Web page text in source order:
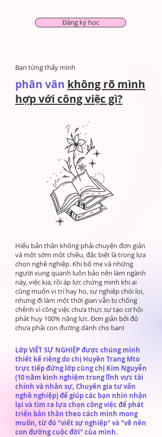
Đăng ký học
Bạn từng thấy mình
phân vân không rõ mình
hợp với công việc gì?
Hiểu bản thân không phải chuyện đơn giản
và một sớm một chiều, đặc biệt là trong lựa
chọn nghề nghiệp. Khi bố mẹ và những
người xung quanh luôn bảo nên làm ngành
này, việc kia, rồi áp lực chứng minh khi ai
cũng muốn vị trí hay ho, sự nghiệp chói lọi,
nhưng đi làm một thời gian vẫn bị chống
chếnh vì công việc chưa thực sự tạo cơ hội
phát huy 100% năng lực. Đơn giản bởi đó
chưa phải con đường dành cho bạn!
Lớp VIẾT SỰ NGHIỆP được chúng mình
thiết kế riêng do chị Huyền Trang Mto
trực tiếp đứng lớp cùng chị Kim Nguyễn
(10 năm kinh nghiệm trong lĩnh vực tài
chính và nhân sự, Chuyên gia tư vấn
nghề nghiệp) để giúp các bạn nhìn nhận
lại và tìm ra lựa chọn công việc để phát
triển bản thân theo cách mình mong
muốn, từ đó "viết sự nghiệp" và "vẽ nên
con đường cuộc đời" của mình.